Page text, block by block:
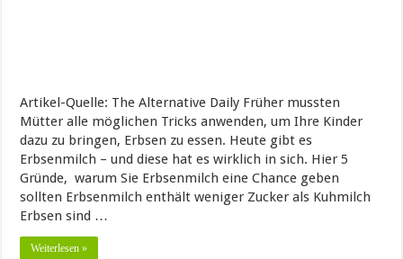
Artikel-Quelle: The Alternative Daily Früher mussten
Mütter alle möglichen Tricks anwenden, um Ihre Kinder
dazu zu bringen, Erbsen zu essen. Heute gibt es
Erbsenmilch – und diese hat es wirklich in sich. Hier 5
Gründe, warum Sie Erbsenmilch eine Chance geben
sollten Erbsenmilch enthält weniger Zucker als Kuhmilch
Erbsen sind …
Weiterlesen »